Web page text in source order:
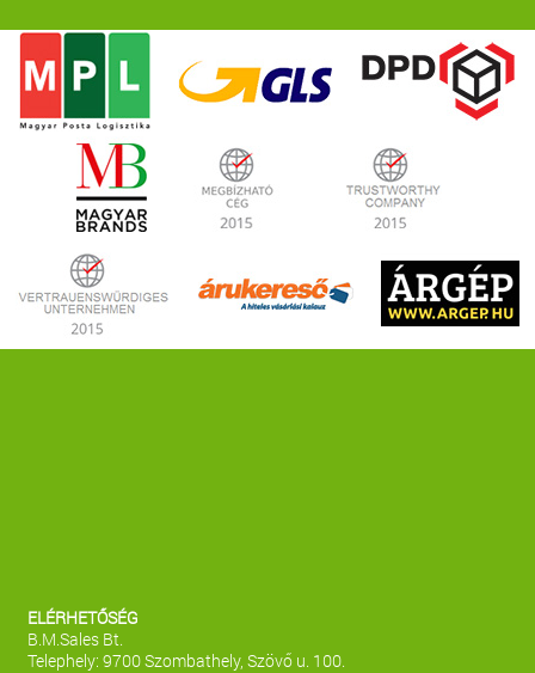
ELÉRHETŐSÉG
B.M.Sales Bt.
Telephely: 9700 Szombathely, Szövő u. 100.